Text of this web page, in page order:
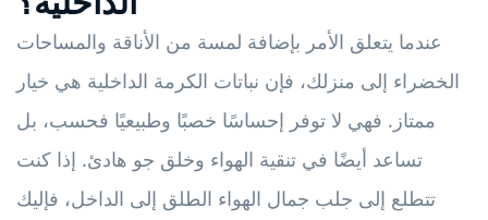
عندما يتعلق الأمر بإضافة لمسة من الأناقة والمساحات
الخضراء إلى منزلك، فإن نباتات الكرمة الداخلية هي خيار
ممتاز. فهي لا توفر إحساسًا خصبًا وطبيعيًا فحسب، بل
تساعد أيضًا في تنقية الهواء وخلق جو هادئ. إذا كنت
تتطلع إلى جلب جمال الهواء الطلق إلى الداخل، فإليك